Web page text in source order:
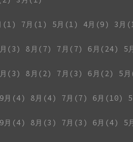
(1) 7月(1) 5月(1) 4月(9) 3月
(3) 8月(7) 7月(7) 6月(24) 5
(3) 8月(2) 7月(3) 6月(2) 5
9月(4) 8月(4) 7月(7) 6月(10)
9月(4) 8月(3) 7月(3) 6月(4) 5